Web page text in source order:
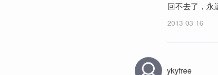
回不去了，永
2013-03-16
ykyfree